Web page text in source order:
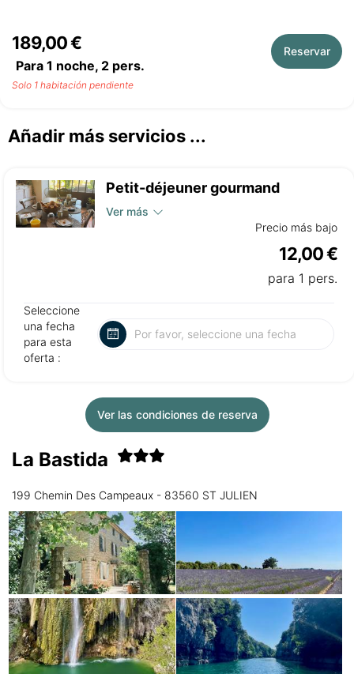
189,00 €
Para 1 noche, 2 pers.
Reservar
Solo 1 habitación pendiente
Añadir más servicios ...
Petit-déjeuner gourmand
Ver más
Precio más bajo
12,00 €
para 1 pers.
Seleccione
una fecha
para esta
oferta :
Ver las condiciones de reserva
La Bastida
199 Chemin Des Campeaux - 83560 ST JULIEN